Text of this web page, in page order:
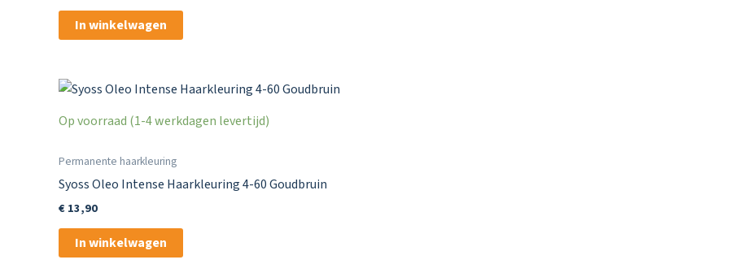
In winkelwagen
Op voorraad (1-4 werkdagen levertijd)
Permanente haarkleuring
Syoss Oleo Intense Haarkleuring 4-60 Goudbruin
€13,90
In winkelwagen